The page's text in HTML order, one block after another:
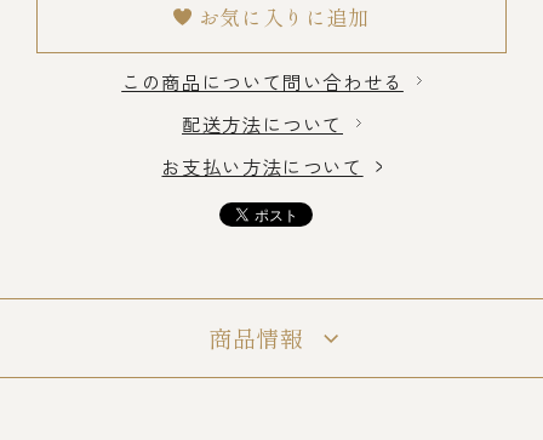
￥20,000～
お気に入りに追加
この商品について問い合わせる
配送方法について
お支払い方法について
商品情報